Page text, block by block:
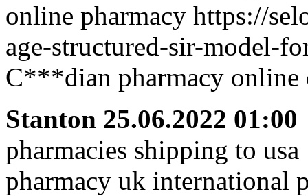
online pharmacy https://
age-structured-sir-model-
C***dian pharmacy
Stanton 25.06.2022 01:00
pharmacies shipping to usa
pharmacy uk international